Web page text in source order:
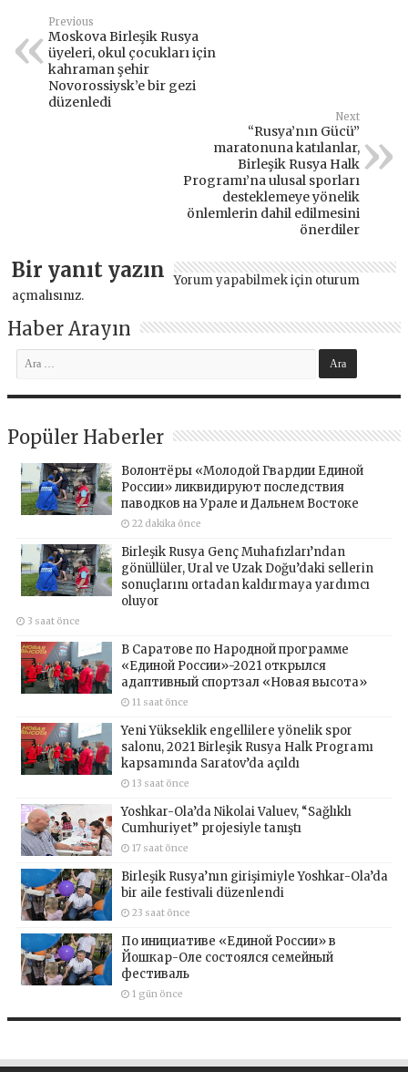
Previous
Moskova Birleşik Rusya
üyeleri, okul çocukları için
kahraman şehir
Novorossiysk’e bir gezi
düzenledi
Next
“Rusya’nın Gücü”
maratonuna katılanlar,
Birleşik Rusya Halk
Programı’na ulusal sporları
desteklemeye yönelik
önlemlerin dahil edilmesini
önerdiler
Bir yanıt yazın Yorum yapabilmek için oturum
açmalısınız.
Haber Arayın
Popüler Haberler
Волонтёры «Молодой Гвардии Единой
России» ликвидируют последствия
паводков на Урале и Дальнем Востоке
22 dakika önce
Birleşik Rusya Genç Muhafızları’ndan
gönüllüler, Ural ve Uzak Doğu’daki sellerin
sonuçlarını ortadan kaldırmaya yardımcı
oluyor
3 saat önce
В Саратове по Народной программе
«Единой России»-2021 открылся
адаптивный спортзал «Новая высота»
11 saat önce
Yeni Yükseklik engellilere yönelik spor
salonu, 2021 Birleşik Rusya Halk Programı
kapsamında Saratov’da açıldı
13 saat önce
Yoshkar-Ola’da Nikolai Valuev, “Sağlıklı
Cumhuriyet” projesiyle tanıştı
17 saat önce
Birleşik Rusya’nın girişimiyle Yoshkar-Ola’da
bir aile festivali düzenlendi
23 saat önce
По инициативе «Единой России» в
Йошкар-Оле состоялся семейный
фестиваль
1 gün önce